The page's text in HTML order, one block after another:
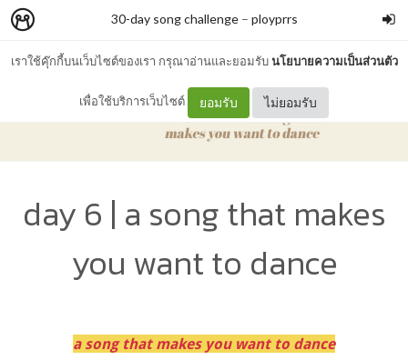
เราใช้คุ๊กกี้บนเว็บไซต์ของเรา กรุณาอ่านและยอมรับนโยบายความเป็นส่วนตัว
เพื่อใช้บริการเว็บไซต์ ยอมรับ ไม่ยอมรับ
30-day song challenge– ployprrs
day 6 | a song that makes
you want to dance
a song that makes you want to dance